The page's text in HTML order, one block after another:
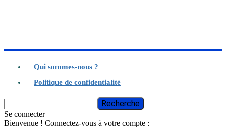
Qui sommes-nous ?
Politique de confidentialité
Se connecter
Bienvenue ! Connectez-vous à votre compte :